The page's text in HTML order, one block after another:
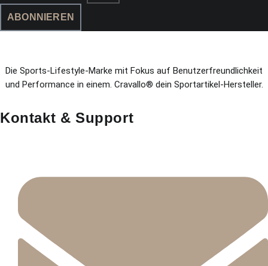
ABONNIEREN
Die Sports-Lifestyle-Marke mit Fokus auf Benutzerfreundlichkeit
und Performance in einem. Cravallo® dein Sportartikel-Hersteller.
Kontakt & Support